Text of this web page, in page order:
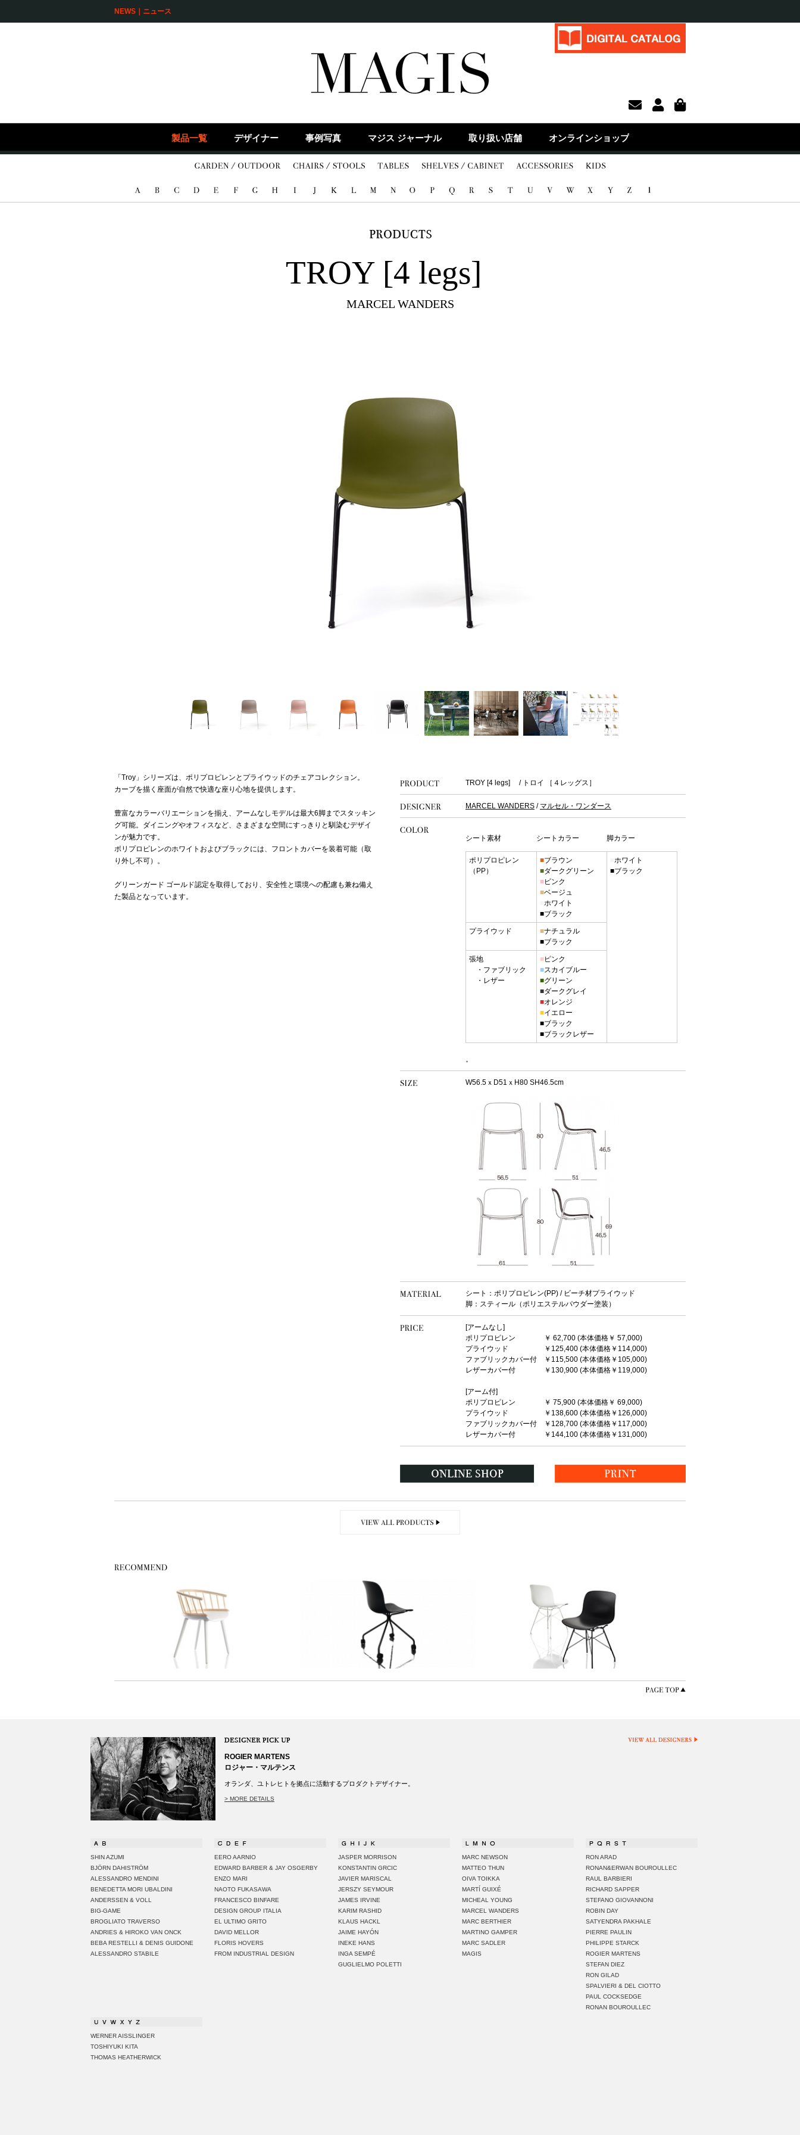
NEWS｜ニュース
製品一覧 デザイナー 事例写真 マジス ジャーナル 取り扱い店舗 オンラインショップ
TROY [4 legs]
MARCEL WANDERS
「Troy」シリーズは、ポリプロピレンとプライウッドのチェアコレクション。
カーブを描く座面が自然で快適な座り心地を提供します。
豊富なカラーバリエーションを揃え、アームなしモデルは最大6脚までスタッキン
グ可能。ダイニングやオフィスなど、さまざまな空間にすっきりと馴染むデザイ
ンが魅力です。
ポリプロピレンのホワイトおよびブラックには、フロントカバーを装着可能（取
り外し不可）。
グリーンガード ゴールド認定を取得しており、安全性と環境への配慮も兼ね備え
た製品となっています。
TROY [4 legs] / トロイ ［４レッグス］
MARCEL WANDERS / マルセル・ワンダース
シート素材 シートカラー 脚カラー
ポリプロピレン
（PP）
■ブラウン
■ダークグリーン
■ピンク
■ベージュ
ホワイト
■ブラック
ホワイト
■ブラック
プライウッド ■ナチュラル
■ブラック
張地
・ファブリック
・レザー
■ピンク
■スカイブルー
■グリーン
■ダークグレイ
■オレンジ
■イエロー
■ブラック
■ブラックレザー
。
W56.5ｘD51ｘH80 SH46.5cm
シート：ポリプロピレン(PP) / ビーチ材プライウッド
脚：スティール（ポリエステルパウダー塗装）
[アームなし]
ポリプロピレン ￥ 62,700 (本体価格￥ 57,000)
プライウッド ￥125,400 (本体価格￥114,000)
ファブリックカバー付 ￥115,500 (本体価格￥105,000)
レザーカバー付 ￥130,900 (本体価格￥119,000)
[アーム付]
ポリプロピレン ￥ 75,900 (本体価格￥ 69,000)
プライウッド ￥138,600 (本体価格￥126,000)
ファブリックカバー付 ￥128,700 (本体価格￥117,000)
レザーカバー付 ￥144,100 (本体価格￥131,000)
ROGIER MARTENS
ロジャー・マルテンス
オランダ、ユトレヒトを拠点に活動するプロダクトデザイナー。
> MORE DETAILS
SHIN AZUMI
BJÖRN DAHISTRÖM
ALESSANDRO MENDINI
BENEDETTA MORI UBALDINI
ANDERSSEN & VOLL
BIG-GAME
BROGLIATO TRAVERSO
ANDRIES & HIROKO VAN ONCK
BEBA RESTELLI & DENIS GUIDONE
ALESSANDRO STABILE
EERO AARNIO
EDWARD BARBER & JAY OSGERBY
ENZO MARI
NAOTO FUKASAWA
FRANCESCO BINFARE
DESIGN GROUP ITALIA
EL ULTIMO GRITO
DAVID MELLOR
FLORIS HOVERS
FROM INDUSTRIAL DESIGN
JASPER MORRISON
KONSTANTIN GRCIC
JAVIER MARISCAL
JERSZY SEYMOUR
JAMES IRVINE
KARIM RASHID
KLAUS HACKL
JAIME HAYÓN
INEKE HANS
INGA SEMPÉ
GUGLIELMO POLETTI
MARC NEWSON
MATTEO THUN
OIVA TOIKKA
MARTÍ GUIXÉ
MICHEAL YOUNG
MARCEL WANDERS
MARC BERTHIER
MARTINO GAMPER
MARC SADLER
MAGIS
RON ARAD
RONAN&ERWAN BOUROULLEC
RAUL BARBIERI
RICHARD SAPPER
STEFANO GIOVANNONI
ROBIN DAY
SATYENDRA PAKHALE
PIERRE PAULIN
PHILIPPE STARCK
ROGIER MARTENS
STEFAN DIEZ
RON GILAD
SPALVIERI & DEL CIOTTO
PAUL COCKSEDGE
RONAN BOUROULLEC
WERNER AISSLINGER
TOSHIYUKI KITA
THOMAS HEATHERWICK